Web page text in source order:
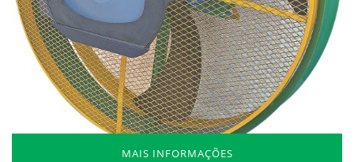
MAIS INFORMAÇÕES